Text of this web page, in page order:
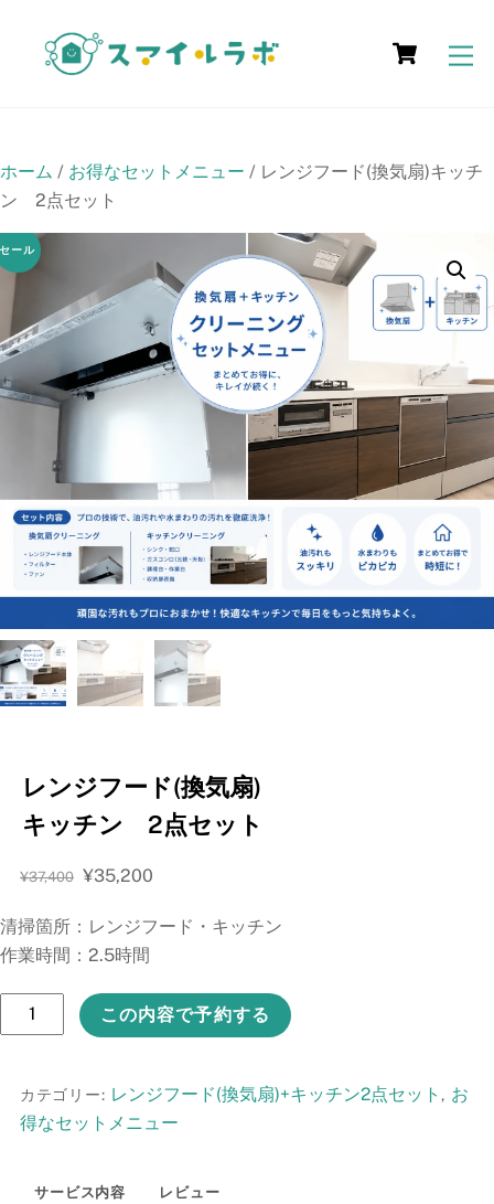
content
Cart
ホーム / お得なセットメニュー / レンジフード(換気扇)キッチ
ン 2点セット
セール
レンジフード(換気扇)
キッチン 2点セット
¥37,400 元
価
格
¥37,400
で
た。
¥35,200現
の
は
¥35,200
す。
清掃箇所：レンジフード・キッチン
作業時間：2.5時間
ン
この内容で予約する
カテゴリー: レンジフード(換気扇)+キッチン2点セット, お
得なセットメニュー
サービス内容 レビュー